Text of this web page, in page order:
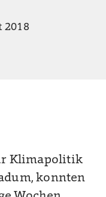
2018
Klimapolitik
konnten